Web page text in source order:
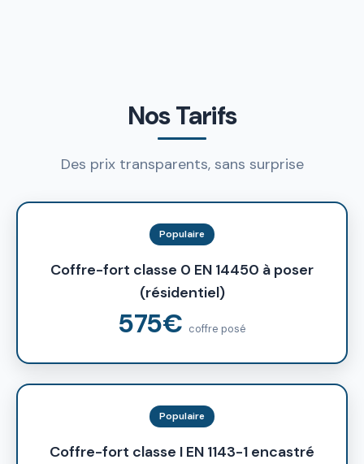
Nos Tarifs
Des prix transparents, sans surprise
Populaire
Coffre-fort classe 0 EN 14450 à poser
(résidentiel)
575€ coffre posé
Populaire
Coffre-fort classe I EN 1143-1 encastré